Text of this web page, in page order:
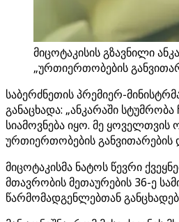
მიცოტაკისის გზავნილი
„ურთიერთობების
საბერძნეთის პრემიერ-
განაცხადა: „ანკარაში
სიამოვნება იყო. მე ყოველთვის
ურთიერთობების განვითარების
მიცოტაკისმა ნატოს წევრი
მთავრობის მეთაურების 36-ე
წარმომადგენლებთან